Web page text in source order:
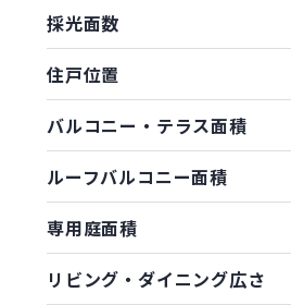
採光面数
住戸位置
バルコニー・テラス面積
ルーフバルコニー面積
専用庭面積
リビング・ダイニング広さ